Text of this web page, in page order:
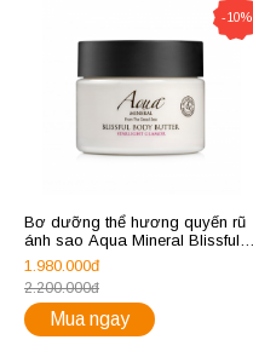
-10%
Bơ dưỡng thể hương quyến rũ
ánh sao Aqua Mineral Blissful
body butter starlight glamour
1.980.000đ
2.200.000đ
Mua ngay